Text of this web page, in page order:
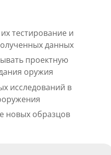
тестирование и
данных
проектную
оружия
исследований в
новых образцов